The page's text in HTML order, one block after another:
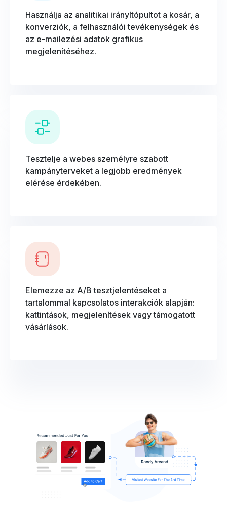
Használja az analitikai irányítópultot a kosár, a
konverziók, a felhasználói tevékenységek és
az e-mailezési adatok grafikus
megjelenítéséhez.
Tesztelje a webes személyre szabott
kampányterveket a legjobb eredmények
elérése érdekében.
Elemezze az A/B tesztjelentéseket a
tartalommal kapcsolatos interakciók alapján:
kattintások, megjelenítések vagy támogatott
vásárlások.